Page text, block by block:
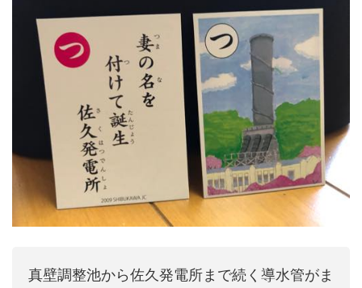
真壁調整池から佐久発電所まで続く導水管がま